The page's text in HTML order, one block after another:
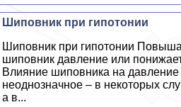
Шиповник при гипотонии
Шиповник при гипотонии
шиповник давление или
Влияние шиповника на давление
неоднозначное – в некоторых
а в...